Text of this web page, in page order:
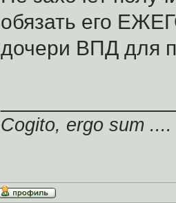
обязать его
дочери ВПД для
Cogito, ergo sum ....